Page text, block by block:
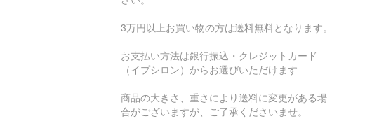
3万円以上お買い物の方は送料無料となります。
お支払い方法は銀行振込・クレジットカード
（イプシロン）からお選びいただけます
商品の大きさ、重さにより送料に変更がある場
合がございますが、ご了承くださいませ。